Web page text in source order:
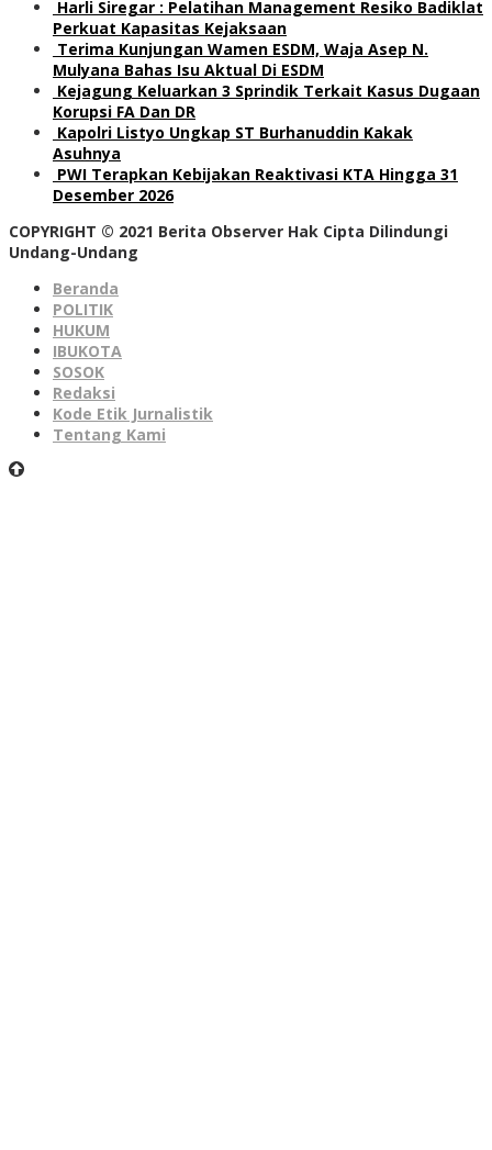
Harli Siregar : Pelatihan Management Resiko Badiklat
Perkuat Kapasitas Kejaksaan
Terima Kunjungan Wamen ESDM, Waja Asep N.
Mulyana Bahas Isu Aktual Di ESDM
Kejagung Keluarkan 3 Sprindik Terkait Kasus Dugaan
Korupsi FA Dan DR
Kapolri Listyo Ungkap ST Burhanuddin Kakak
Asuhnya
PWI Terapkan Kebijakan Reaktivasi KTA Hingga 31
Desember 2026
COPYRIGHT © 2021 Berita Observer Hak Cipta Dilindungi
Undang-Undang
Beranda
POLITIK
HUKUM
IBUKOTA
SOSOK
Redaksi
Kode Etik Jurnalistik
Tentang Kami